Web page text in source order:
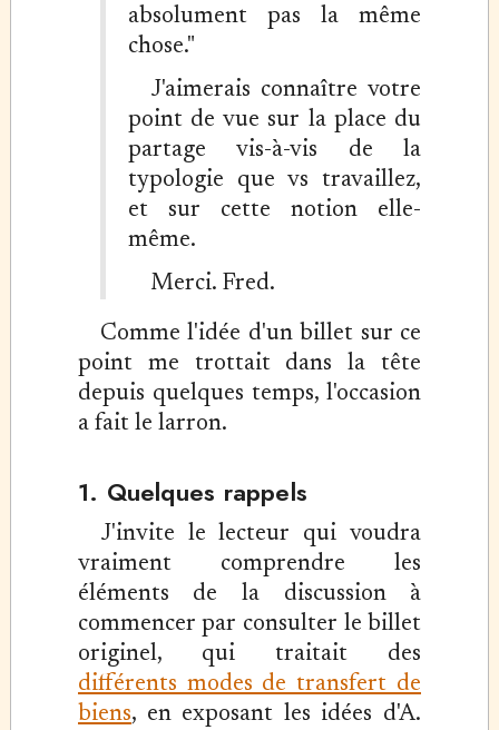
absolument pas la même
chose."
J'aimerais connaître votre
point de vue sur la place du
partage vis-à-vis de la
typologie que vs travaillez,
et sur cette notion elle-
même.
Merci. Fred.
Comme l'idée d'un billet sur ce
point me trottait dans la tête
depuis quelques temps, l'occasion
a fait le larron.
1. Quelques rappels
J'invite le lecteur qui voudra
vraiment comprendre les
éléments de la discussion à
commencer par consulter le billet
originel, qui traitait des
différents modes de transfert de
biens, en exposant les idées d'A.